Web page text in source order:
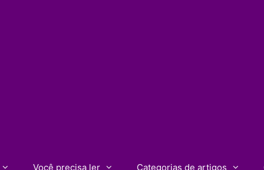
Você precisa ler Categorias de artigos